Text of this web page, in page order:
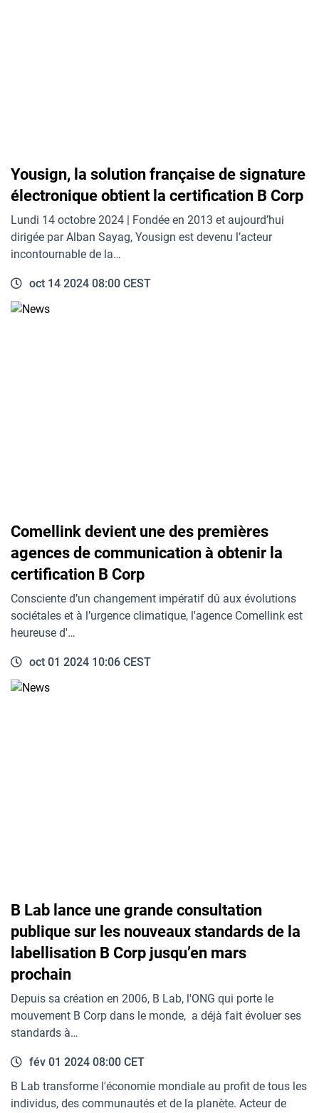
Yousign, la solution française de signature
électronique obtient la certification B Corp
Lundi 14 octobre 2024 | Fondée en 2013 et aujourd’hui
dirigée par Alban Sayag, Yousign est devenu l’acteur
incontournable de la…
oct 14 2024 08:00 CEST
Comellink devient une des premières
agences de communication à obtenir la
certification B Corp
Consciente d’un changement impératif dû aux évolutions
sociétales et à l’urgence climatique, l'agence Comellink est
heureuse d'…
oct 01 2024 10:06 CEST
B Lab lance une grande consultation
publique sur les nouveaux standards de la
labellisation B Corp jusqu’en mars
prochain
Depuis sa création en 2006, B Lab, l'ONG qui porte le
mouvement B Corp dans le monde, a déjà fait évoluer ses
standards à…
fév 01 2024 08:00 CET
B Lab transforme l'économie mondiale au profit de tous les
individus, des communautés et de la planète. Acteur de